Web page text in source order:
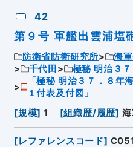
42
第９号 軍艦出雲浦塩
防衛省防衛研究所 海
千代田
極秘 明治３
「極秘 明治３７．８年
１付表及付図」
[規模] 1 [組織歴/履歴]
[レファレンスコード]